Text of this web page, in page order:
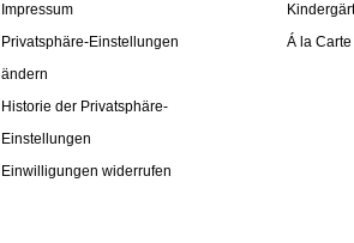
Impressum
Privatsphäre-Einstellungen
ändern
Historie der Privatsphäre-
Einstellungen
Einwilligungen widerrufen
Á la Carte